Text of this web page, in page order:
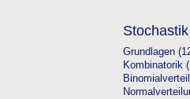
Stochastik
Grundlagen
Kombinatorik